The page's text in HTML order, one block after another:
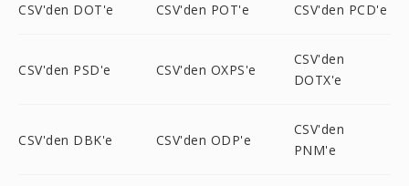
CSV'den DOT'e CSV'den POT'e CSV'den PCD'e
CSV'den PSD'e CSV'den OXPS'e
CSV'den
DOTX'e
CSV'den DBK'e CSV'den ODP'e
CSV'den
PNM'e